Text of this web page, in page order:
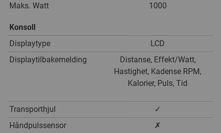
Maks. Watt
1000
Konsoll
Displaytype
LCD
Displaytilbakemelding
Distanse, Effekt/Watt,
Hastighet, Kadense RPM,
Kalorier, Puls, Tid
Transporthjul
✓
Håndpulssensor
✗